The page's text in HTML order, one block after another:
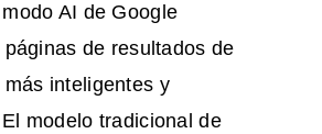
AI de Google
de resultados de
inteligentes y
modelo tradicional de